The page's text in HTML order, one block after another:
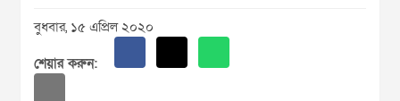
বুধবার, ১৫ এপ্রিল ২০২০
শেয়ার করুন: